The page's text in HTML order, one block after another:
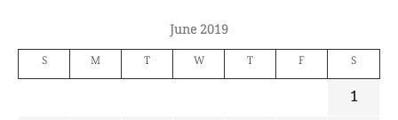
June 2019
S M T W T F S
1